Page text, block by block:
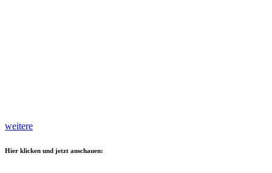
weitere
Hier klicken und jetzt anschauen: